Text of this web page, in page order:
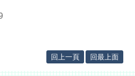
回上一頁 回最上面